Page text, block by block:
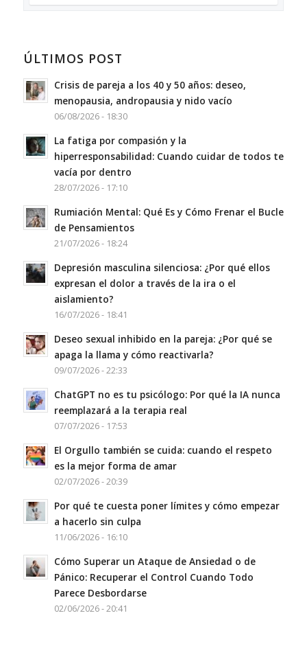
ÚLTIMOS POST
Crisis de pareja a los 40 y 50 años: deseo,
menopausia, andropausia y nido vacío
06/08/2026 - 18:30
La fatiga por compasión y la
hiperresponsabilidad: Cuando cuidar de todos te
vacía por dentro
28/07/2026 - 17:10
Rumiación Mental: Qué Es y Cómo Frenar el Bucle
de Pensamientos
21/07/2026 - 18:24
Depresión masculina silenciosa: ¿Por qué ellos
expresan el dolor a través de la ira o el
aislamiento?
16/07/2026 - 18:41
Deseo sexual inhibido en la pareja: ¿Por qué se
apaga la llama y cómo reactivarla?
09/07/2026 - 22:33
ChatGPT no es tu psicólogo: Por qué la IA nunca
reemplazará a la terapia real
07/07/2026 - 17:53
El Orgullo también se cuida: cuando el respeto
es la mejor forma de amar
02/07/2026 - 20:39
Por qué te cuesta poner límites y cómo empezar
a hacerlo sin culpa
11/06/2026 - 16:10
Cómo Superar un Ataque de Ansiedad o de
Pánico: Recuperar el Control Cuando Todo
Parece Desbordarse
02/06/2026 - 20:41